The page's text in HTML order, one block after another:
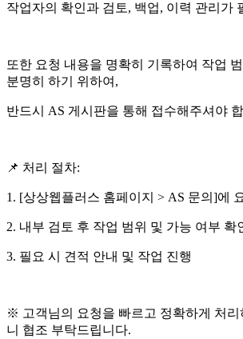
작업자의 확인과 검토, 백업, 이력 관리가
또한 요청 내용을 명확히 기록하여 작업
분명히 하기 위하여,
반드시 AS 게시판을 통해 접수해주셔야
📌 처리 절차:
1. [상상웹플러스 홈페이지 > AS 문의]에
2. 내부 검토 후 작업 범위 및 가능 여부 확
3. 필요 시 견적 안내 및 작업 진행
※ 고객님의 요청을 빠르고 정확하게 처리
니 협조 부탁드립니다.